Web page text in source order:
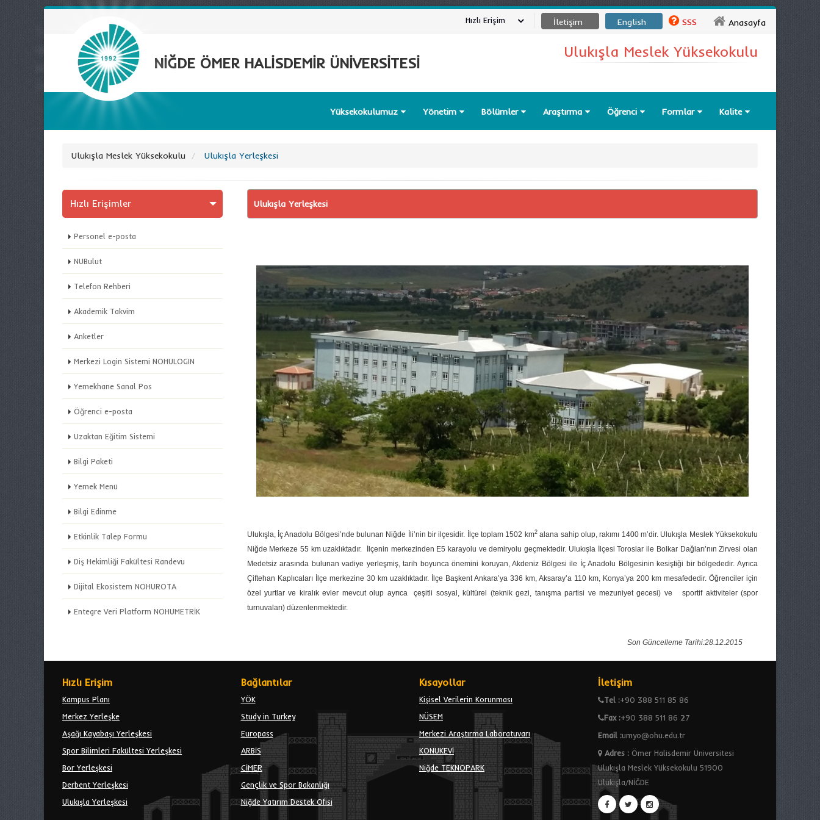
Anasayfa
SSS
English
İletişim
Hızlı Erişim
NİĞDE ÖMER HALİSDEMİR ÜNİVERSİTESİ
Ulukışla Meslek Yüksekokulu
Yüksekokulumuz Yönetim Bölümler Araştırma Öğrenci Formlar Kalite
Ulukışla Meslek Yüksekokulu Ulukışla Yerleşkesi
Hızlı Erişimler
Personel e-posta
NUBulut
Telefon Rehberi
Akademik Takvim
Anketler
Merkezi Login Sistemi NOHULOGIN
Yemekhane Sanal Pos
Öğrenci e-posta
Uzaktan Eğitim Sistemi
Bilgi Paketi
Yemek Menü
Bilgi Edinme
Etkinlik Talep Formu
Diş Hekimliği Fakültesi Randevu
Dijital Ekosistem NOHUROTA
Entegre Veri Platform NOHUMETRİK
Ulukışla Yerleşkesi
Ulukışla, İç Anadolu Bölgesi’nde bulunan Niğde İli’nin bir ilçesidir. İlçe toplam 1502 km2alana sahip olup, rakımı 1400 m’dir. Ulukışla Meslek Yüksekokulu
Niğde Merkeze 55 km uzaklıktadır. İlçenin merkezinden E5 karayolu ve demiryolu geçmektedir. Ulukışla İlçesi Toroslar ile Bolkar Dağları’nın Zirvesi olan
Medetsiz arasında bulunan vadiye yerleşmiş, tarih boyunca önemini koruyan, Akdeniz Bölgesi ile İç Anadolu Bölgesinin kesiştiği bir bölgededir. Ayrıca
Çiftehan Kaplıcaları İlçe merkezine 30 km uzaklıktadır. İlçe Başkent Ankara’ya 336 km, Aksaray’a 110 km, Konya’ya 200 km mesafededir. Öğrenciler için
özel yurtlar ve kiralık evler mevcut olup ayrıca çeşitli sosyal, kültürel (teknik gezi, tanışma partisi ve mezuniyet gecesi) ve sportif aktiviteler (spor
turnuvaları) düzenlenmektedir.
Son Güncelleme Tarihi:28.12.2015
Hızlı Erişim
Kampus Planı
Merkez Yerleşke
Aşağı Kayabaşı Yerleşkesi
Spor Bilimleri Fakültesi Yerleşkesi
Bor Yerleşkesi
Derbent Yerleşkesi
Ulukışla Yerleşkesi
Bağlantılar
YÖK
Study in Turkey
Europass
ARBİS
CİMER
Gençlik ve Spor Bakanlığı
Niğde Yatırım Destek Ofisi
Kısayollar
Kişisel Verilerin Korunması
NÜSEM
Merkezi Araştırma Laboratuvarı
KONUKEVİ
Niğde TEKNOPARK
İletişim
Tel :+90 388 511 85 86
Fax :+90 388 511 86 27
Email :umyo@ohu.edu.tr
Adres:Ömer Halisdemir Üniversitesi
Ulukışla Meslek Yüksekokulu 51900
Ulukışla/NİĞDE